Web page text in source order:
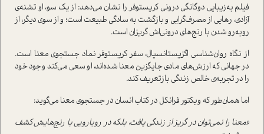
فیلم به‌زیبایی دوگانگی درونی کریستوفر را نشان می‌دهد: از یک سو، او تشنه‌ی
آزادی، رهایی از مصرف‌گرایی و بازگشت به سادگی طبیعت است؛ و از سوی دیگر، از
روبه‌رو شدن با رنج‌های درونی‌اش گریزان است.
از نگاه روان‌شناسی اگزیستانسیال، سفر کریستوفر نماد جستجوی معنا است.
در جهانی که ارزش‌های مادی جایگزین معنا شده‌اند، او سعی می‌کند وجود خود
را در تجربه‌ی خالص زندگی بازتعریف کند.
اما همان‌طور که ویکتور فرانکل در کتاب انسان در جستجوی معنا می‌گوید:
«معنا را نمی‌توان در گریز از زندگی یافت، بلکه در رویارویی با رنج‌هایش کشف